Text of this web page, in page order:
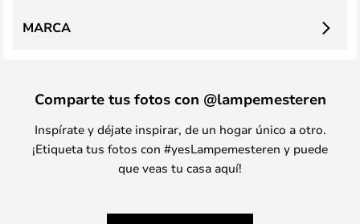
MARCA
Comparte tus fotos con @lampemesteren
Inspírate y déjate inspirar, de un hogar único a otro.
¡Etiqueta tus fotos con #yesLampemesteren y puede
que veas tu casa aquí!